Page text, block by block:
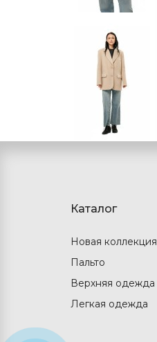
Каталог
Новая коллекция
Пальто
Верхняя одежда
Легкая одежда